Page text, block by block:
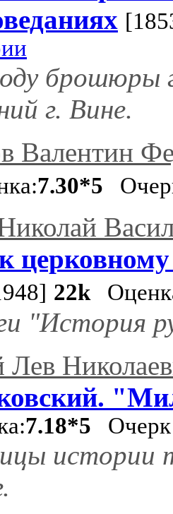
брошюры
г. Вине.
Валентин
7.30*5
22k
"История
Лев
7.18*5
истории